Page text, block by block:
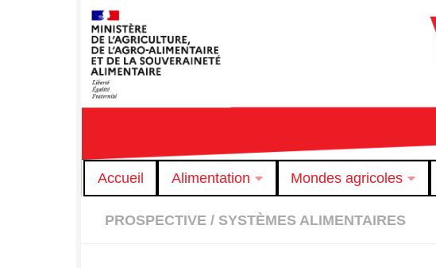
Skip to content
Accueil Alimentation Mondes agricoles
PROSPECTIVE / SYSTÈMES ALIMENTAIRES